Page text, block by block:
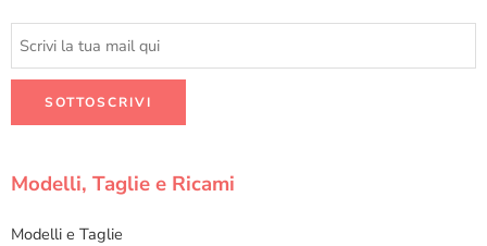
Modelli, Taglie e Ricami
Modelli e Taglie